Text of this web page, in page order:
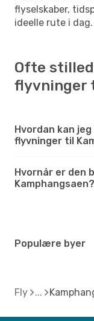
flyselskaber,
ideelle rute i dag.
Ofte
flyvninger
Hvordan kan
flyvninger til
Hvornår er den
Kamphangsaen?
Populære byer
Fly